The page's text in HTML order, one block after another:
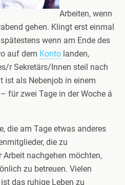
Arbeiten, wenn
gehen. Klingt erst einmal
wenn am Ende des
auf dem Konto landen,
r Sekretärs/Innen steil nach
ist als Nebenjob in einem
für zwei Tage in der Woche á
die am Tage etwas anderes
die zu
Arbeit nachgehen möchten,
zu betreuen. Vielen
das ruhige Leben zu